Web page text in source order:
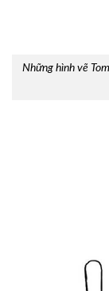
Những hình vẽ